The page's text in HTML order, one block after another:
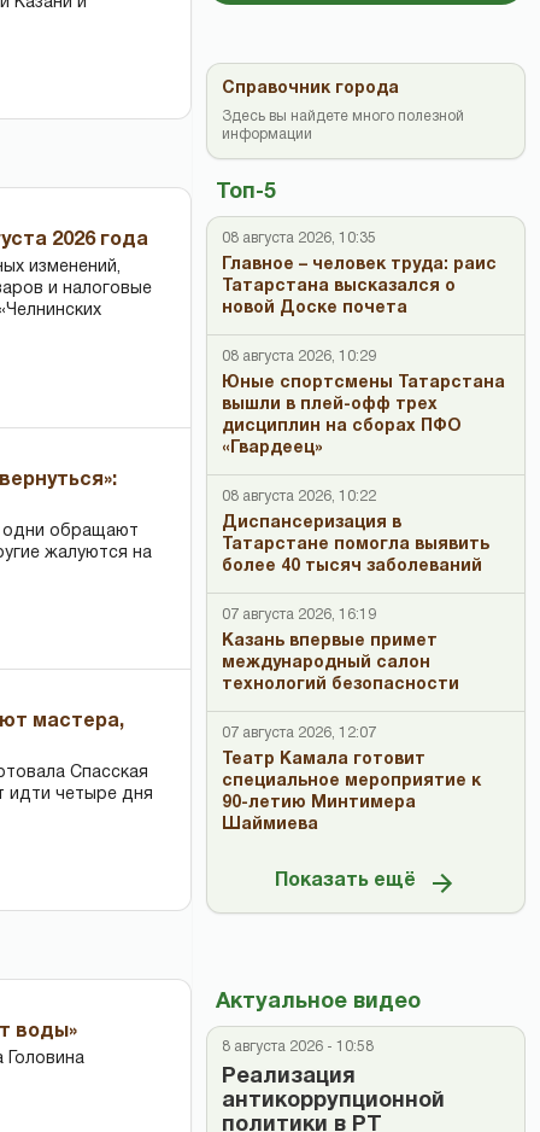
2026 года
изменений,
и налоговые
одни обращают
жалуются на
мастера,
Спасская
идти четыре дня
воды»
Топ-5
08 августа 2026, 10:35
Главное – человек труда: раис
Татарстана высказался о
новой Доске почета
08 августа 2026, 10:29
Юные спортсмены Татарстана
вышли в плей-офф трех
дисциплин на сборах ПФО
«Гвардеец»
08 августа 2026, 10:22
Диспансеризация в
Татарстане помогла выявить
более 40 тысяч заболеваний
07 августа 2026, 16:19
Казань впервые примет
международный салон
технологий безопасности
07 августа 2026, 12:07
Театр Камала готовит
специальное мероприятие к
90-летию Минтимера
Шаймиева
Показать ещё
Актуальное видео
8 августа 2026 - 10:58
Реализация
антикоррупционной
политики в РТ
Справочник города
Здесь вы найдете много полезной
информации